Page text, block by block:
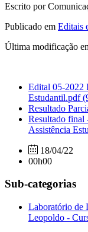
Escrito por
Publicado em Editais
Última modificação
Edital 05-2022
Estudantil.pdf
Resultado
Resultado final
Assistência
18/04/22
00h00
Sub-categorias
Laboratório de
Leopoldo -